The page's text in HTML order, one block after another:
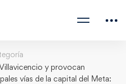
y provocan
vías de la capital del Meta: